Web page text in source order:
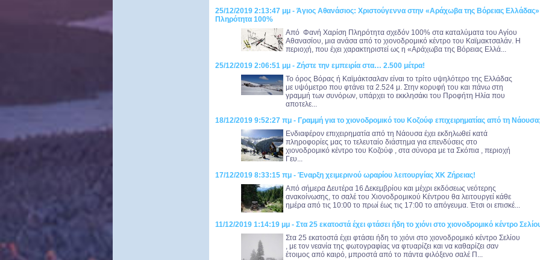
25/12/2019 2:13:47 μμ - Άγιος Αθανάσιος: Χριστούγεννα στην «Αράχωβα της Βόρειας
Πληρότητα 100%
Από Φανή Χαρίση Πληρότητα σχεδόν 100% στα καταλύματα του Αγίου
Αθανασίου, μια ανάσα από το χιονοδρομικό κέντρο του Καϊμακτσαλάν. Η
περιοχή, που έχει χαρακτηριστεί ως η «Αράχωβα της Βόρειας Ελλά...
25/12/2019 2:06:51 μμ - Ζήστε την εμπειρία στα… 2.500 μέτρα!
Το όρος Βόρας ή Καϊμάκτσαλαν είναι το τρίτο υψηλότερο της Ελλάδας
με υψόμετρο που φτάνει τα 2.524 μ. Στην κορυφή του και πάνω στη
γραμμή των συνόρων, υπάρχει το εκκλησάκι του Προφήτη Ηλία που
αποτελε...
18/12/2019 9:52:27 πμ - Γραμμή για το χιονοδρομικό του Κοζούφ επιχειρηματίας από τη
Ενδιαφέρον επιχειρηματία από τη Νάουσα έχει εκδηλωθεί κατά
πληροφορίες μας το τελευταίο διάστημα για επενδύσεις στο
χιονοδρομικό κέντρο του Κοζούφ , στα σύνορα με τα Σκόπια , περιοχή
Γευ...
17/12/2019 8:33:15 πμ - Έναρξη χειμερινού ωραρίου λειτουργίας ΧΚ Ζήρειας!
Από σήμερα Δευτέρα 16 Δεκεμβρίου και μέχρι εκδόσεως νεότερης
ανακοίνωσης, το σαλέ του Χιονοδρομικού Κέντρου θα λειτουργεί κάθε
ημέρα από τις 10:00 το πρωί έως τις 17:00 το απόγευμα. Έτσι οι επισκέ...
11/12/2019 1:14:19 μμ - Στα 25 εκατοστά έχει φτάσει ήδη το χιόνι στο χιονοδρομικό κέντρο
Στα 25 εκατοστά έχει φτάσει ήδη το χιόνι στο χιονοδρομικό κέντρο Σελίου
, με τον νεανία της φωτογραφίας να φτυαρίζει και να καθαρίζει σαν
έτοιμος από καιρό, μπροστά από το πάντα φιλόξενο σαλέ Π...